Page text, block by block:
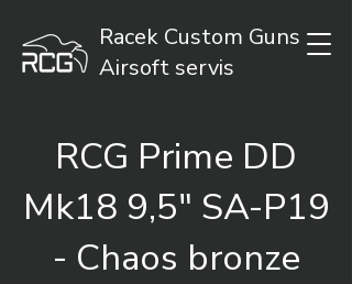
Racek Custom Guns
Airsoft servis
RCG Prime DD
Mk18 9,5" SA-P19
- Chaos bronze